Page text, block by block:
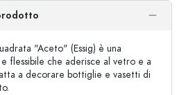
"Aceto" (Essig) è una
flessibile che aderisce al vetro e a
a decorare bottiglie e vasetti di